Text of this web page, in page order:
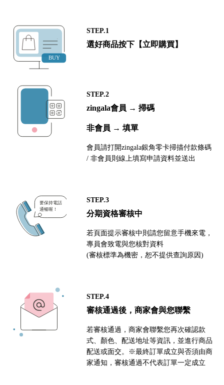
STEP.1
選好商品按下【立即購買】
STEP.2
zingala會員 → 掃碼
非會員 → 填單
會員請打開zingala銀角零卡掃描付款條碼
/ 非會員則線上填寫申請資料並送出
STEP.3
分期資格審核中
若頁面提示審核中則請您留意手機來電，
專員會致電與您核對資料
(審核標準為機密，恕不提供查詢原因)
STEP.4
審核通過後，商家會與您聯繫
若審核通過，商家會聯繫您再次確認款
式、顏色、配送地址等資訊，並進行商品
配送或面交。※最終訂單成立與否須由商
家通知，審核通過不代表訂單一定成立